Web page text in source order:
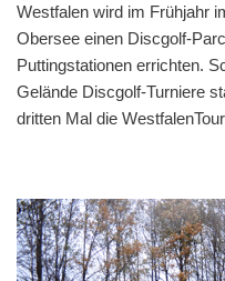
Westfalen wird im Frühjahr
Obersee einen Discgolf-
Puttingstationen errichten.
Gelände Discgolf-Turniere
dritten Mal die